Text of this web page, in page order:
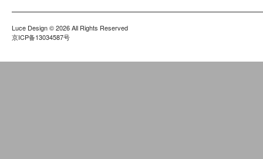
Luce Design© 2026 All Rights Reserved
京ICP备13034587号